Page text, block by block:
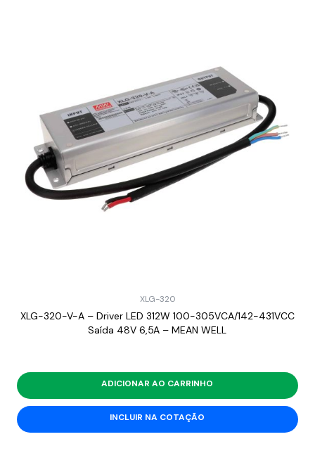
XLG-320
XLG-320-V-A – Driver LED 312W 100-305VCA/142-431VCC
Saída 48V 6,5A – MEAN WELL
ADICIONAR AO CARRINHO
INCLUIR NA COTAÇÃO